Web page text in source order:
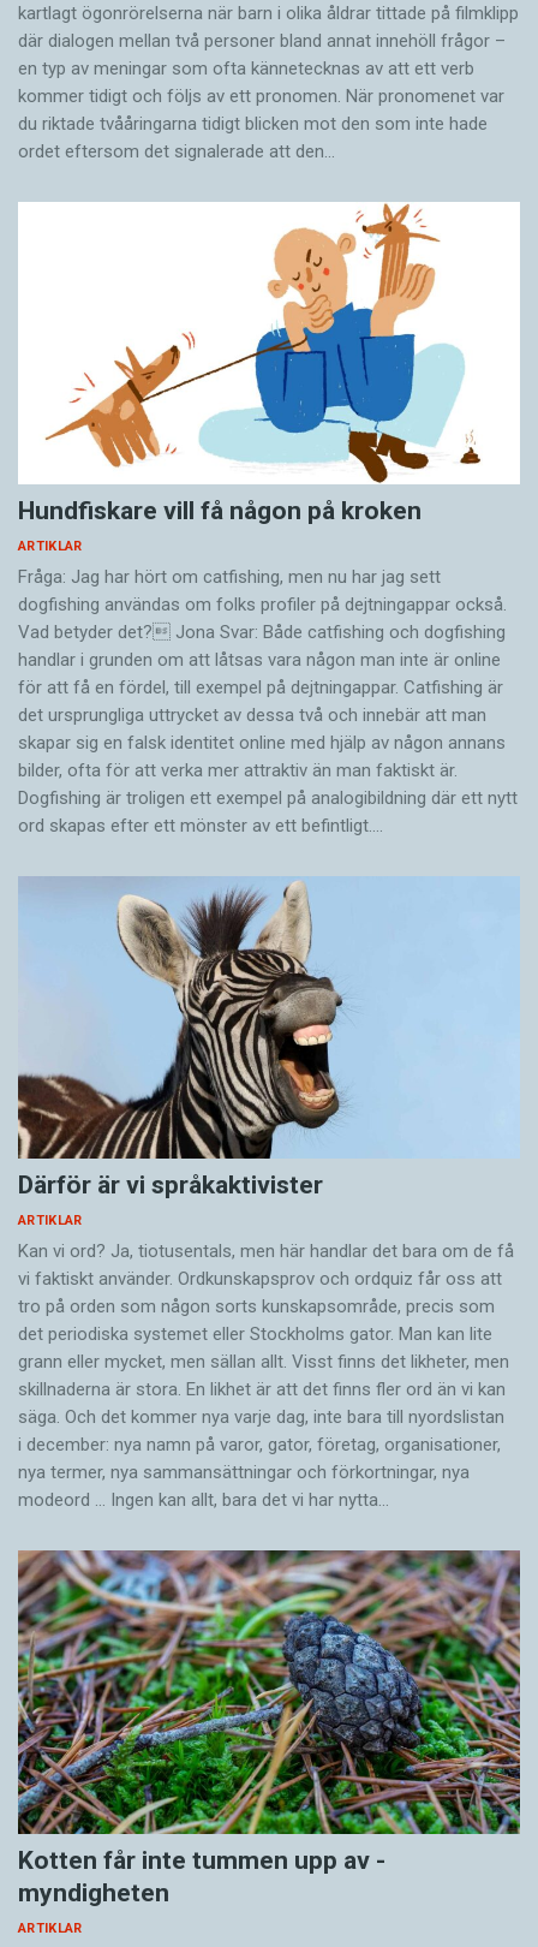
kartlagt ögonrörelserna när barn i olika åldrar tittade på filmklipp
där dialogen mellan två personer bland annat innehöll frågor –
en typ av meningar som ofta kännetecknas av att ett verb
kommer tidigt och följs av ett pronomen. När pronomenet var
du riktade tvååringarna tidigt blicken mot den som inte hade
ordet eftersom det ­signalerade att den…
Hundfiskare vill få någon på kroken
ARTIKLAR
Fråga: Jag har hört om catfishing, men nu har jag sett
dogfishing användas om folks profiler på dejtningappar också.
Vad betyder det? Jona Svar: Både catfishing och dogfishing
handlar i grunden om att låtsas vara någon man inte är online
för att få en fördel, till exempel på dejtningappar. Catfishing är
det ursprungliga uttrycket av dessa två och innebär att man
skapar sig en falsk identitet online med hjälp av någon annans
bilder, ofta för att verka mer attraktiv än man faktiskt är.
Dogfishing är troligen ett exempel på analogibildning där ett nytt
ord skapas efter ett mönster av ett befintligt.…
Därför är vi språkaktivister
ARTIKLAR
Kan vi ord? Ja, tiotusentals, men här handlar det bara om de få
vi faktiskt använder. Ordkunskapsprov och ordquiz får oss att
tro på orden som någon sorts kunskapsområde, precis som
det periodiska systemet eller Stockholms gator. Man kan lite
grann eller mycket, men sällan allt. Visst finns det likheter, men
skillnaderna är stora. En likhet är att det finns fler ord än vi kan
säga. Och det kommer nya varje dag, inte bara till nyordslistan
i december: nya namn på varor, gator, företag, organisationer,
nya termer, nya samman­sättningar och förkortningar, nya
modeord … Ingen kan allt, bara det vi har nytta…
Kotten får inte tummen upp av ­
myndigheten
ARTIKLAR